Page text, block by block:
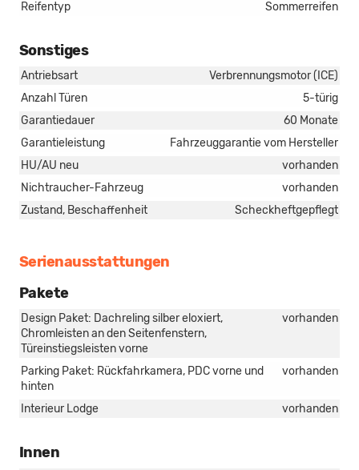
Reifentyp
Sommerreifen
Sonstiges
Antriebsart
Verbrennungsmotor (ICE)
Anzahl Türen
5-türig
Garantiedauer
60 Monate
Garantieleistung
Fahrzeuggarantie vom Hersteller
HU/AU neu
vorhanden
Nichtraucher-Fahrzeug
vorhanden
Zustand, Beschaffenheit
Scheckheftgepflegt
Serienausstattungen
Pakete
Design Paket: Dachreling silber eloxiert,
Chromleisten an den Seitenfenstern,
Türeinstiegsleisten vorne
vorhanden
Parking Paket: Rückfahrkamera, PDC vorne und
hinten
vorhanden
Interieur Lodge vorhanden
Innen